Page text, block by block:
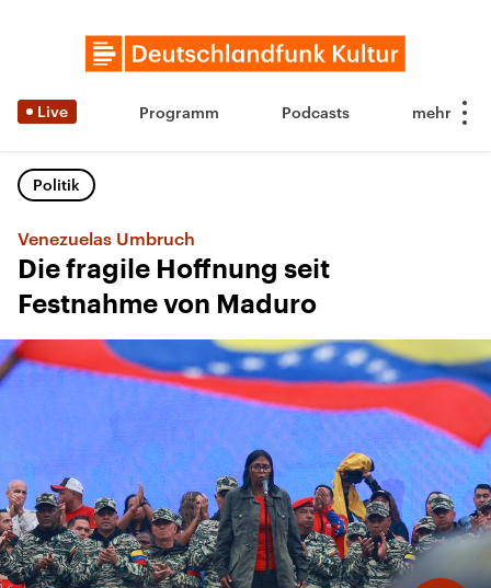
Live Programm Podcasts
Politik
Venezuelas Umbruch
Die fragile Hoffnung seit
Festnahme von Maduro